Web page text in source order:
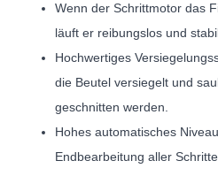
Wenn der Schrittmotor das
läuft er reibungslos und
Hochwertiges
die Beutel versiegelt und
geschnitten werden.
Hohes automatisches
Endbearbeitung aller